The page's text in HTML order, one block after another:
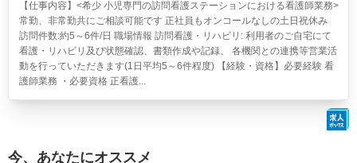
【仕事内容】<希少 小児専門の訪問看護ステーションにおける看護師業務>
常勤、非常勤共にご相談可能です 正社員もオンコールなしの土日祝休み
訪問件数:約5～6件/日 職場情報 訪問看護・リハビリ: 利用者のご自宅にて
看護・リハビリ及び状態確認、書類作成や記録、 各機関との連携等営業活
動を行っていただきます(1日平均5～6件程度) 【経験・資格】必要経験 看
護師業務 ・必要資格 正看護...
今、あなたにオススメ